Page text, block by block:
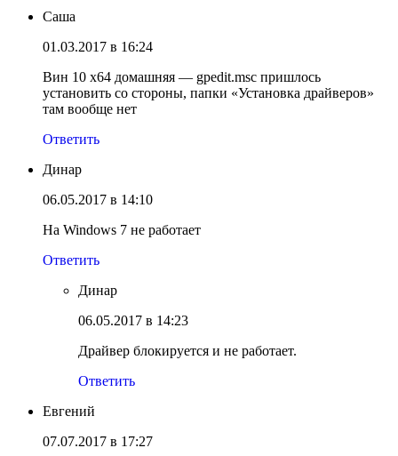
Саша
01.03.2017 в 16:24
Вин 10 х64 домашняя — gpedit.msc пришлось
установить со стороны, папки «Установка драйверов»
там вообще нет
Ответить
Динар
06.05.2017 в 14:10
На Windows 7 не работает
Ответить
Динар
06.05.2017 в 14:23
Драйвер блокируется и не работает.
Ответить
Евгений
07.07.2017 в 17:27